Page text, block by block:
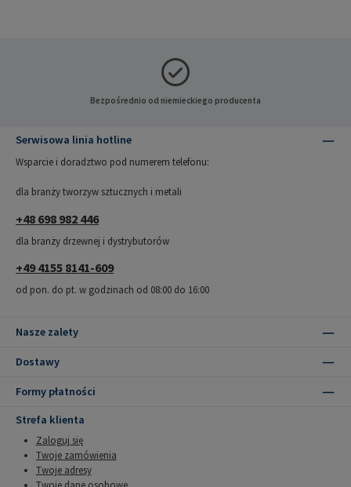
Bezpośrednio od niemieckiego producenta
Serwisowa linia hotline
Wsparcie i doradztwo pod numerem telefonu:
dla branży tworzyw sztucznych i metali
+48 698 982 446
dla branży drzewnej i dystrybutorów
+49 4155 8141-609
od pon. do pt. w godzinach od 08:00 do 16:00
Nasze zalety
Dostawy
Formy płatności
Strefa klienta
Zaloguj się
Twoje zamówienia
Twoje adresy